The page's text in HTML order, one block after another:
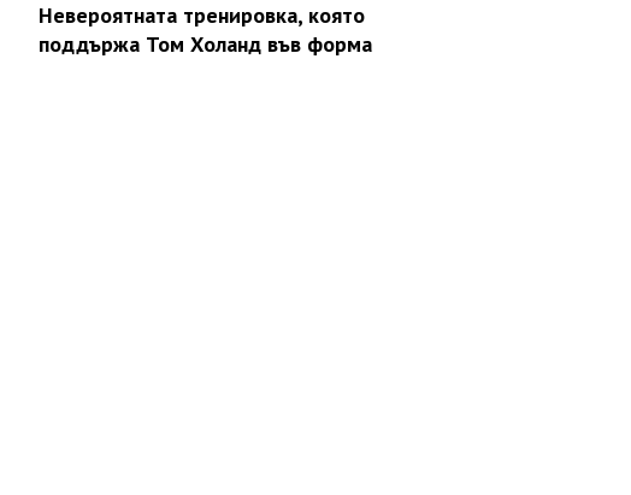
Невероятната тренировка, която
поддържа Том Холанд във форма